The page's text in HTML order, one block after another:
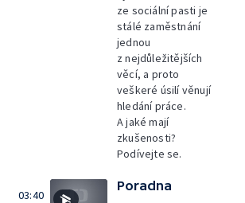
ze sociální pasti je
stálé zaměstnání
jednou
z nejdůležitějších
věcí, a proto
veškeré úsilí věnují
hledání práce.
A jaké mají
zkušenosti?
Podívejte se.
03:40
Poradna